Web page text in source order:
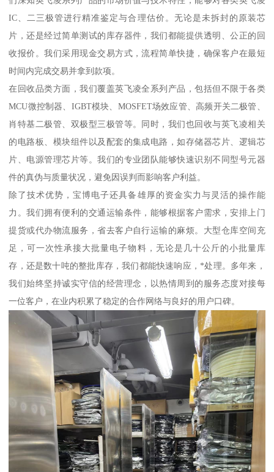
IC、二三极管进行精准鉴定与合理估价。无论是未拆封的原装芯
片，还是经过简单测试的库存器件，我们都能提供透明、公正的回
收报价。我们采用现金交易方式，流程简单快捷，确保客户在最短
时间内完成交易并拿到款项。
在回收品类方面，我们覆盖英飞凌全系列产品，包括但不限于各类
MCU微控制器、IGBT模块、MOSFET场效应管、高频开关二极管、
肖特基二极管、双极型三极管等。同时，我们也回收与英飞凌相关
的电路板、模块组件以及配套的集成电路，如存储器芯片、逻辑芯
片、电源管理芯片等。我们的专业团队能够快速识别不同型号元器
件的真伪与质量状况，避免因误判而影响客户利益。
除了技术优势，宝博电子还具备雄厚的资金实力与灵活的操作能
力。我们拥有便利的交通运输条件，能够根据客户需求，安排上门
提货或代办物流服务，省去客户自行运输的麻烦。大型仓库空间充
足，可一次性承接大批量电子物料，无论是几十公斤的小批量库
存，还是数十吨的整批库存，我们都能快速响应，*处理。多年来，
我们始终坚持诚实守信的经营理念，以热情周到的服务态度对接每
一位客户，在业内积累了稳定的合作网络与良好的用户口碑。